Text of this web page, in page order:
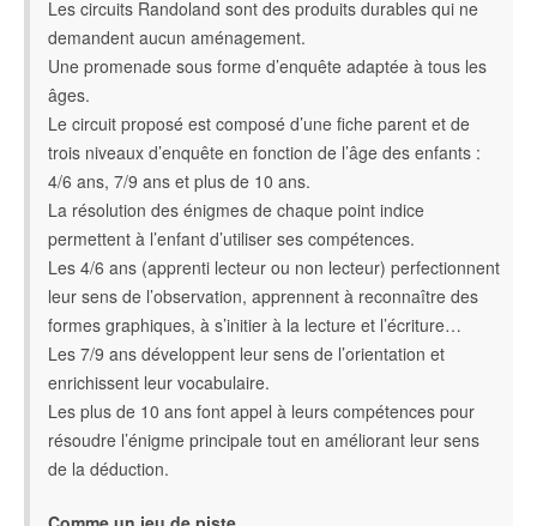
Les circuits Randoland sont des produits durables qui ne
demandent aucun aménagement.
Une promenade sous forme d’enquête adaptée à tous les
âges.
Le circuit proposé est composé d’une fiche parent et de
trois niveaux d’enquête en fonction de l’âge des enfants :
4/6 ans, 7/9 ans et plus de 10 ans.
La résolution des énigmes de chaque point indice
permettent à l’enfant d’utiliser ses compétences.
Les 4/6 ans (apprenti lecteur ou non lecteur) perfectionnent
leur sens de l’observation, apprennent à reconnaître des
formes graphiques, à s’initier à la lecture et l’écriture…
Les 7/9 ans développent leur sens de l’orientation et
enrichissent leur vocabulaire.
Les plus de 10 ans font appel à leurs compétences pour
résoudre l’énigme principale tout en améliorant leur sens
de la déduction.